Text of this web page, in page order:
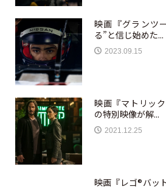
映画『グランツ
る”と信じ始めた...
2023.09.15
映画『マトリッ
の特別映像が解...
2021.12.25
映画『レゴ®バッ